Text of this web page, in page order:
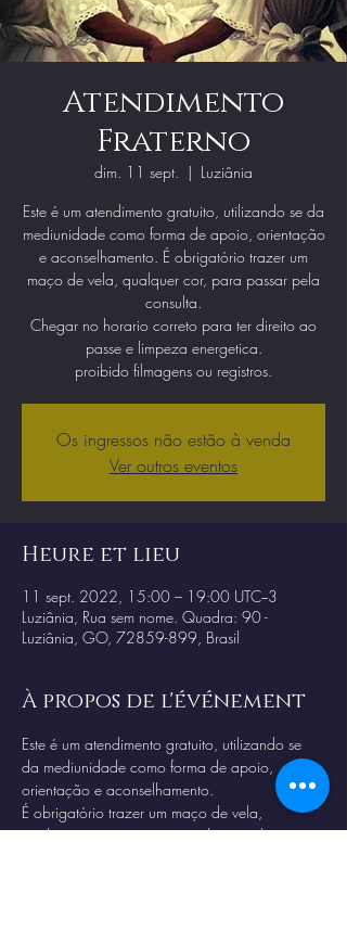
Atendimento
Fraterno
dim. 11 sept.
  |
Luziânia
Este é um atendimento gratuito, utilizando se da
mediunidade como forma de apoio, orientação
e aconselhamento. É obrigatório trazer um
maço de vela, qualquer cor, para passar pela
consulta.
Chegar no horario correto para ter direito ao
passe e limpeza energetica.
proibido filmagens ou registros.
Os ingressos não estão à venda
Ver outros eventos
Heure et lieu
11 sept. 2022, 15:00 – 19:00 UTC−3
Luziânia, Rua sem nome. Quadra: 90 -
Luziânia, GO, 72859-899, Brasil
À propos de l'événement
Este é um atendimento gratuito, utilizando se
da mediunidade como forma de apoio,
orientação e aconselhamento.
É obrigatório trazer um maço de vela,
qualquer cor, para passar pela consulta.